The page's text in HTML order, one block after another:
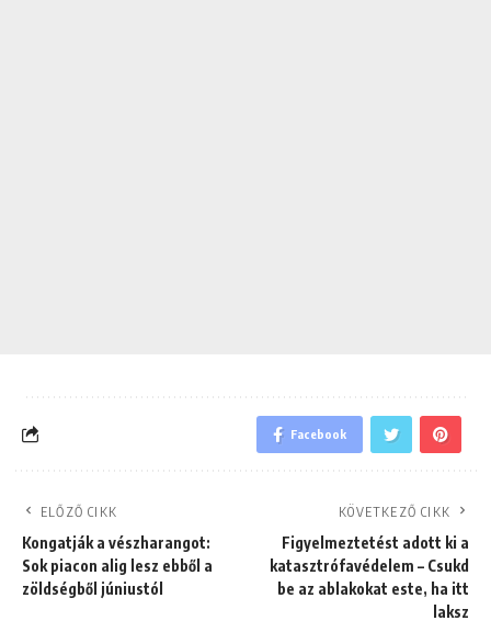
Facebook
ELŐZŐ CIKK
Kongatják a vészharangot:
Sok piacon alig lesz ebből a
zöldségből júniustól
KÖVETKEZŐ CIKK
Figyelmeztetést adott ki a
katasztrófavédelem – Csukd
be az ablakokat este, ha itt
laksz